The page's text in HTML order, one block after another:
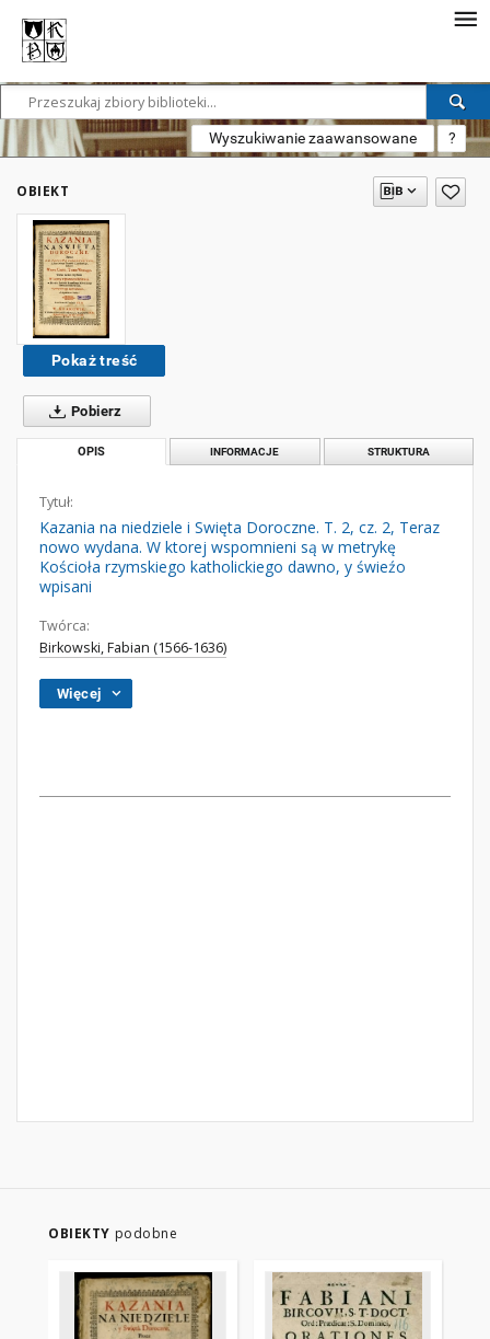
Wyszukiwanie zaawansowane ?
OBIEKT
Pokaż treść
Pobierz
OPIS INFORMACJE STRUKTURA
Tytuł:
Kazania na niedziele i Swięta Doroczne. T. 2, cz. 2, Teraz
nowo wydana. W ktorej wspomnieni są w metrykę
Kościoła rzymskiego katholickiego dawno, y świeźo
wpisani
Twórca:
Birkowski, Fabian (1566-1636)
Więcej
OBIEKTY podobne